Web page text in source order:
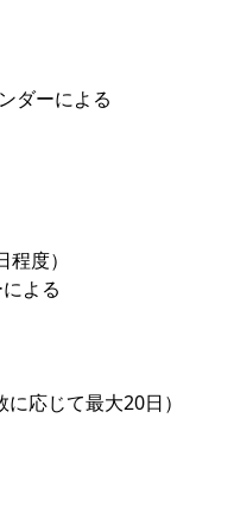
ダーによる
度）
よる
応じて最大20日）